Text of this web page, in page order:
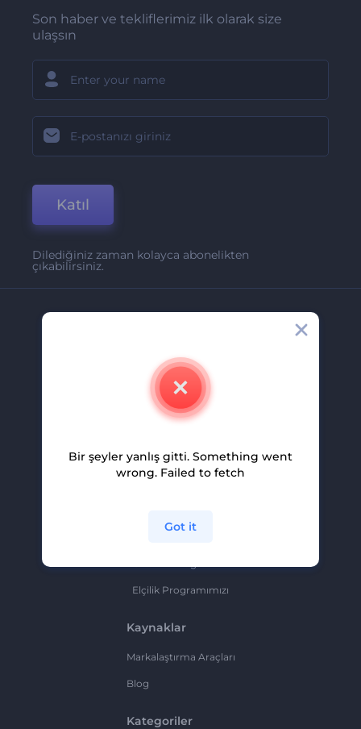
Son haber ve tekliflerimiz ilk olarak size
ulaşsın
Katıl
Dilediğiniz zaman kolayca abonelikten
çıkabilirsiniz.
İletişim
Kariyer
Ortaklık Programı
Elçilik Programımızı
Kaynaklar
Markalaştırma Araçları
Blog
Kategoriler
Bir şeyler yanlış gitti. Something went
wrong. Failed to fetch
Got it